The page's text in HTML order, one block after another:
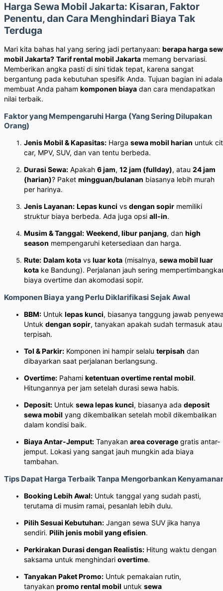
Harga Sewa Mobil Jakarta: Kisaran, Faktor
Penentu, dan Cara Menghindari Biaya Tak
Terduga
Mari kita bahas hal yang sering jadi pertanyaan: berapa harga
mobil Jakarta? Tarif rental mobil Jakarta memang bervariasi.
Memberikan angka pasti di sini tidak tepat, karena sangat
bergantung pada kebutuhan spesifik Anda. Tujuan bagian ini
membuat Anda paham komponen biaya dan cara mendapatkan
nilai terbaik.
Faktor yang Mempengaruhi Harga (Yang Sering Dilupakan
Orang)
Jenis Mobil & Kapasitas: Harga sewa mobil harian untuk
car, MPV, SUV, dan van tentu berbeda.
Durasi Sewa: Apakah 6 jam, 12 jam (fullday), atau 24 jam
(harian)? Paket mingguan/bulanan biasanya lebih murah
per harinya.
Jenis Layanan: Lepas kunci vs dengan sopir memiliki
struktur biaya berbeda. Ada juga opsi all-in.
Musim & Tanggal: Weekend, libur panjang, dan high
season mempengaruhi ketersediaan dan harga.
Rute: Dalam kota vs luar kota (misalnya, sewa mobil luar
kota ke Bandung). Perjalanan jauh sering
biaya overtime dan akomodasi sopir.
Komponen Biaya yang Perlu Diklarifikasi Sejak Awal
BBM: Untuk lepas kunci, biasanya tanggung jawab
Untuk dengan sopir, tanyakan apakah sudah termasuk atau
terpisah.
Tol & Parkir: Komponen ini hampir selalu terpisah dan
dibayarkan saat perjalanan berlangsung.
Overtime: Pahami ketentuan overtime rental mobil.
Hitungannya per jam setelah durasi sewa habis.
Deposit: Untuk sewa lepas kunci, biasanya ada deposit
sewa mobil yang dikembalikan setelah mobil dikembalikan
dalam kondisi baik.
Biaya Antar-Jemput: Tanyakan area coverage gratis antar-
jemput. Lokasi yang sangat jauh mungkin ada biaya
tambahan.
Tips Dapat Harga Terbaik Tanpa Mengorbankan
Booking Lebih Awal: Untuk tanggal yang sudah pasti,
terutama di musim ramai, pesanlah lebih dulu.
Pilih Sesuai Kebutuhan: Jangan sewa SUV jika hanya
sendiri. Pilih jenis mobil yang efisien.
Perkirakan Durasi dengan Realistis: Hitung waktu dengan
saksama untuk menghindari overtime.
Tanyakan Paket Promo: Untuk pemakaian rutin,
tanyakan promo rental mobil untuk sewa